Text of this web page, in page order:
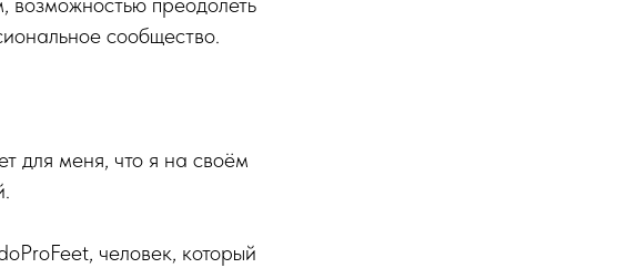
сообщество.
для меня, что я на своём
человек, который